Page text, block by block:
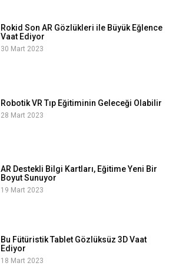
Rokid Son AR Gözlükleri ile Büyük Eğlence
Vaat Ediyor
30 Mart 2023
Robotik VR Tıp Eğitiminin Geleceği Olabilir
28 Mart 2023
AR Destekli Bilgi Kartları, Eğitime Yeni Bir
Boyut Sunuyor
19 Mart 2023
Bu Fütüristik Tablet Gözlüksüz 3D Vaat
Ediyor
18 Mart 2023